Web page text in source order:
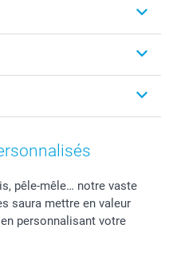
pêle-mêle… notre vaste
saura mettre en valeur
personnalisant votre